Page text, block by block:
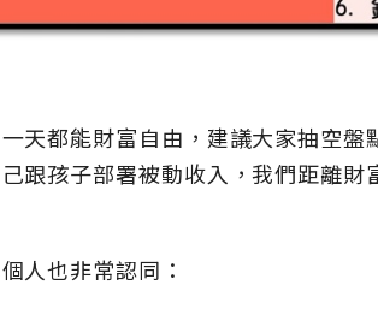
天都能財富自由，建議大家抽空盤
跟孩子部署被動收入，我們距離財
人也非常認同：